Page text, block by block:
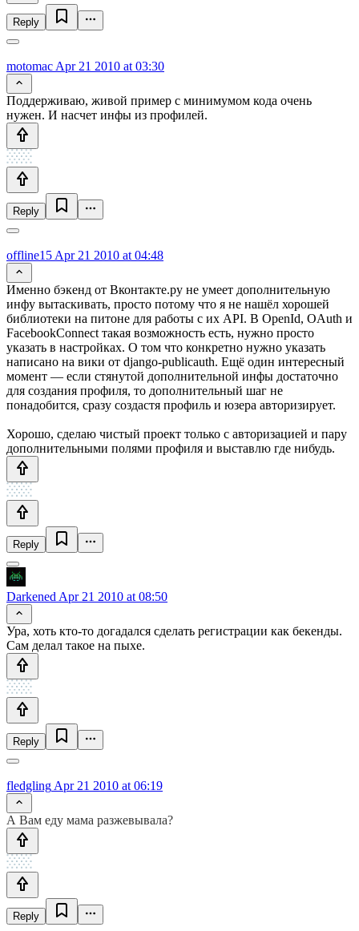
Reply
motomac Apr 21 2010 at 03:30
Поддерживаю, живой пример с минимумом кода очень
нужен. И насчет инфы из профилей.
Reply
offline15 Apr 21 2010 at 04:48
Именно бэкенд от Вконтакте.ру не умеет дополнительную
инфу вытаскивать, просто потому что я не нашёл хорошей
библиотеки на питоне для работы с их API. В OpenId, OAuth и
FacebookConnect такая возможность есть, нужно просто
указать в настройках. О том что конкретно нужно указать
написано на вики от django-publicauth. Ещё один интересный
момент — если стянутой дополнительной инфы достаточно
для создания профиля, то дополнительный шаг не
понадобится, сразу создастя профиль и юзера авторизирует.
Хорошо, сделаю чистый проект только с авторизацией и пару
дополнительными полями профиля и выставлю где нибудь.
Reply
Darkened Apr 21 2010 at 08:50
Ура, хоть кто-то догадался сделать регистрации как бекенды.
Сам делал такое на пыхе.
Reply
fledgling Apr 21 2010 at 06:19
А Вам еду мама разжевывала?
Reply